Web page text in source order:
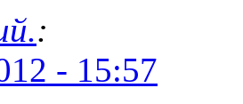
:
- 15:57